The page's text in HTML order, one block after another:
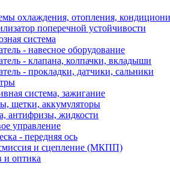
охлаждения, отопления,
поперечной устойчивости
система
- навесное оборудование
- клапана, колпачки, вкладыши
- прокладки, датчики, сальники
система, зажигание
щетки, аккумуляторы
антифризы, жидкости
управление
- передняя ось
и сцепление (МКПП)
и оптика